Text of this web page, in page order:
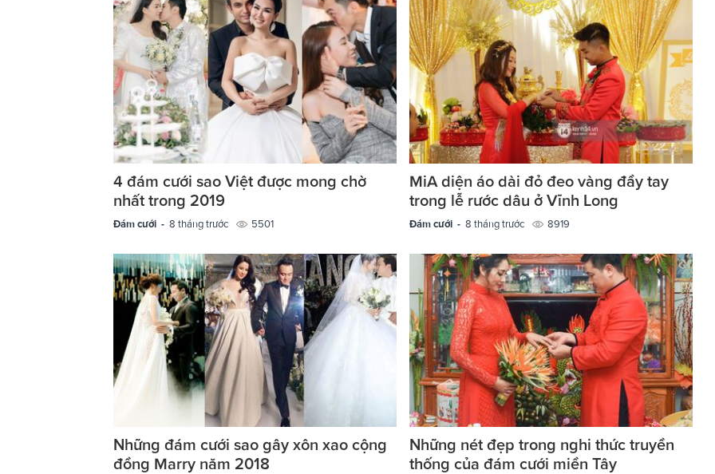
4 đám cưới sao Việt được mong chờ
nhất trong 2019
Đám cưới - 8 tháng trước 5501
MiA diện áo dài đỏ đeo vàng đầy tay
trong lễ rước dâu ở Vĩnh Long
Đám cưới - 8 tháng trước 8919
Những đám cưới sao gây xôn xao cộng
đồng Marry năm 2018
Những nét đẹp trong nghi thức truyền
thống của đám cưới miền Tây